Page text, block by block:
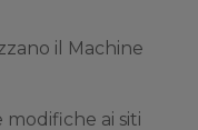
il Machine
ai siti